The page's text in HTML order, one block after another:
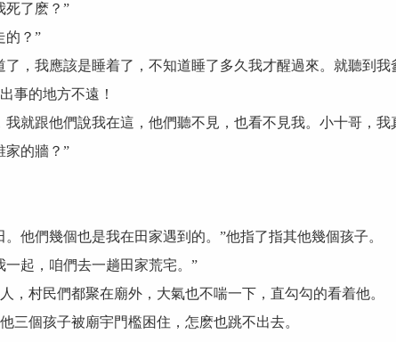
了麽？”
？”
，我應該是睡着了，不知道睡了多久我才醒過來。就聽到
的地方不遠！
跟他們說我在這，他們聽不見，也看不見我。小十哥，我
的牆？”
們幾個也是我在田家遇到的。”他指了指其他幾個孩子。
起，咱們去一趟田家荒宅。”
村民們都聚在廟外，大氣也不喘一下，直勾勾的看着他。
個孩子被廟宇門檻困住，怎麽也跳不出去。